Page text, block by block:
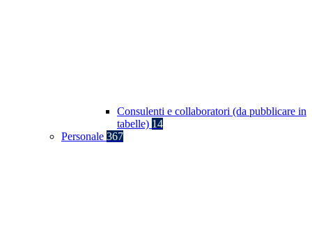
Consulenti e collaboratori (da pubblicare in
tabelle) 14
Personale 367